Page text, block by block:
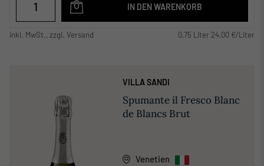
IN DEN WARENKORB
inkl. MwSt., zzgl. Versand 0,75 Liter 24,00 €/Liter
VILLA SANDI
Spumante il Fresco Blanc
de Blancs Brut
Venetien